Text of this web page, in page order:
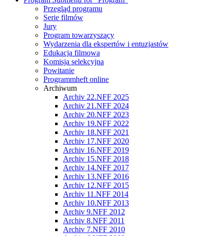
Przegląd programu
Serie filmów
Jury
Program towarzyszący
Wydarzenia dla ekspertów i entuzjastów
Edukacja filmowa
Komisja selekcyjna
Powitanie
Programmheft online
Archiwum
Archiv 22.NFF 2025
Archiv 21.NFF 2024
Archiv 20.NFF 2023
Archiv 19.NFF 2022
Archiv 18.NFF 2021
Archiv 17.NFF 2020
Archiv 16.NFF 2019
Archiv 15.NFF 2018
Archiv 14.NFF 2017
Archiv 13.NFF 2016
Archiv 12.NFF 2015
Archiv 11.NFF 2014
Archiv 10.NFF 2013
Archiv 9.NFF 2012
Archiv 8.NFF 2011
Archiv 7.NFF 2010